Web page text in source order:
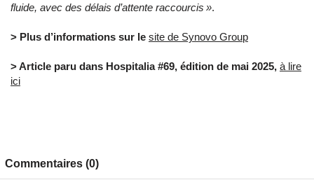
fluide, avec des délais d’attente raccourcis ».
> Plus d’informations sur le site de Synovo Group
> Article paru dans Hospitalia #69, édition de mai 2025, à lire
ici
Commentaires (0)